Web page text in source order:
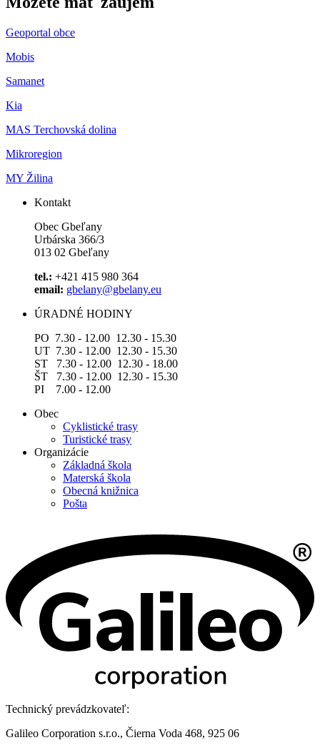
Geoportal obce
Mobis
Samanet
Kia
MAS Terchovská dolina
Mikroregion
MY Žilina
Kontakt
Obec Gbeľany
Urbárska 366/3
013 02 Gbeľany
tel.: +421 415 980 364
email: gbelany@gbelany.eu
ÚRADNÉ HODINY
PO 7.30 - 12.00 12.30 - 15.30
UT 7.30 - 12.00 12.30 - 15.30
ST 7.30 - 12.00 12.30 - 18.00
ŠT 7.30 - 12.00 12.30 - 15.30
PI 7.00 - 12.00
Obec
Cyklistické trasy
Turistické trasy
Organizácie
Základná škola
Materská škola
Obecná knižnica
Pošta
Technický prevádzkovateľ:
Galileo Corporation s.r.o., Čierna Voda 468, 925 06